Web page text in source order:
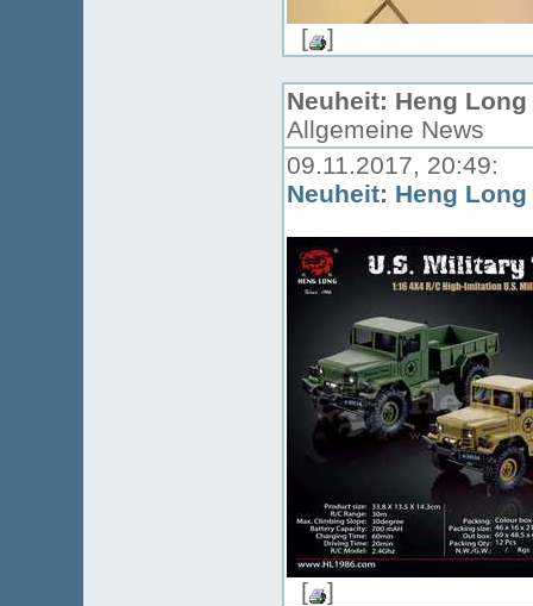
[ ]
Neuheit: Heng
Allgemeine News
09.11.2017, 20:49:
Neuheit: Heng
[ ]